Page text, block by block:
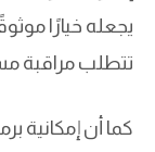
يجعله خيارًا
تتطلب مراقبة